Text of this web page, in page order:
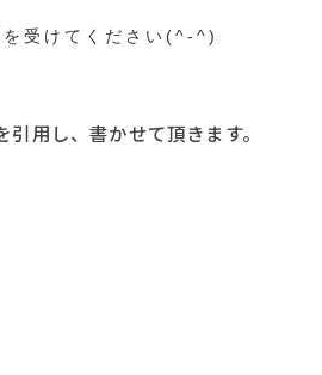
を受けてください(^-^)
用し、書かせて頂きます。